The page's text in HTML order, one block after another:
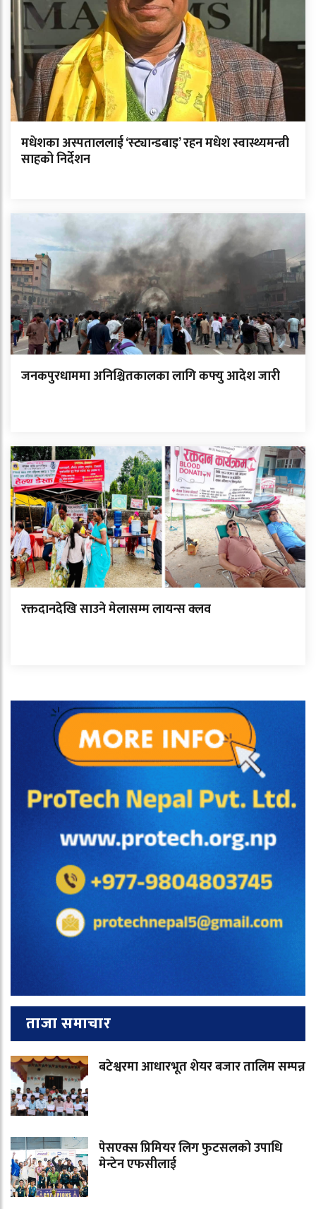
मधेशका अस्पताललाई ‘स्ट्यान्डबाइ’ रहन मधेश स्वास्थ्यमन्त्री
साहको निर्देशन
जनकपुरधाममा अनिश्चितकालका लागि कफ्यु आदेश जारी
रक्तदानदेखि साउने मेलासम्म लायन्स क्लव
ताजा समाचार
बटेश्वरमा आधारभूत शेयर बजार तालिम सम्पन्न
पेसएक्स प्रिमियर लिग फुटसलको उपाधि
मेन्टेन एफसीलाई